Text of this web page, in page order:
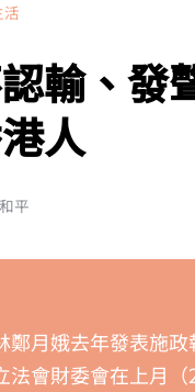
活
輸、
人
平
鄭月娥去年發表施
法會財委會在上月